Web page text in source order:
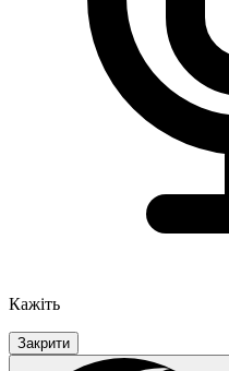
Кажіть
Закрити